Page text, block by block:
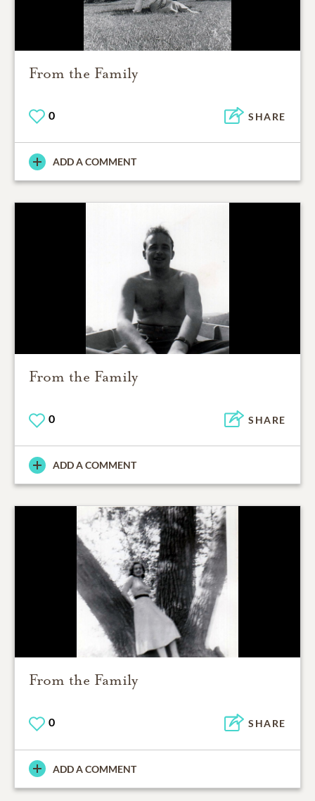
From the Family
0 SHARE
ADD A COMMENT
From the Family
0 SHARE
ADD A COMMENT
From the Family
0 SHARE
ADD A COMMENT